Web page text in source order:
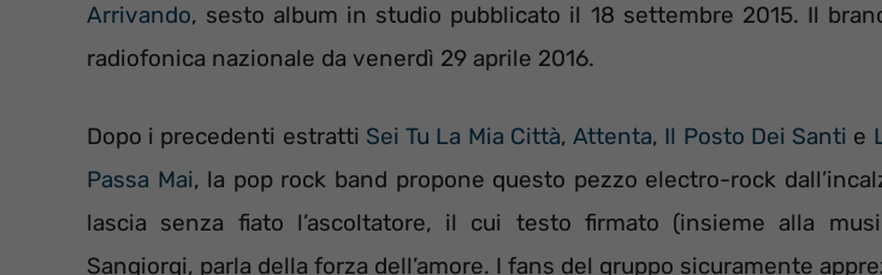
Arrivando, sesto album in studio pubblicato il 18 settembre 2015. Il
radiofonica nazionale da venerdì 29 aprile 2016.
Dopo i precedenti estratti Sei Tu La Mia Città,Attenta, Il Posto Dei Santi e
Passa Mai, la pop rock band propone questo pezzo electro-rock
lascia senza fiato l’ascoltatore, il cui testo firmato (insieme alla
Sangiorgi, parla della forza dell’amore. I fans del gruppo sicuramente